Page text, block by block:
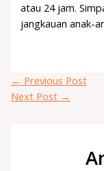
atau 24 jam.
jangkauan anak-
← Previous Post
Next Post →